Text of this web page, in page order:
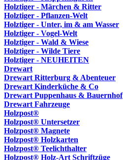
Holztiger - Märchen & Ritter
Holztiger - Pflanzen-Welt
Holztiger - Unter, im & am Wasser
Holztiger - Vogel-Welt
Holztiger - Wald & Wiese
Holztiger - Wilde Tiere
Holztiger - NEUHEITEN
Drewart
Drewart Ritterburg & Abenteuer
Drewart Kinderküche & Co
Drewart Puppenhaus & Bauernhof
Drewart Fahrzeuge
Holzpost®
Holzpost® Untersetzer
Holzpost® Magnete
Holzpost® Holzkarten
Holzpost® Teelichthalter
Holzpost® Holz-Art Schriftzüge